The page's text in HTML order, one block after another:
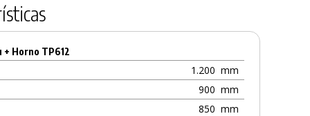
+ Horno TP612
1.200 mm
900 mm
850 mm